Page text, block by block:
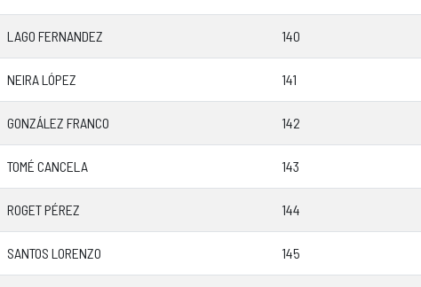
LAGO FERNANDEZ 140
NEIRA LÓPEZ 141
GONZÁLEZ FRANCO 142
TOMÉ CANCELA 143
ROGET PÉREZ 144
SANTOS LORENZO 145